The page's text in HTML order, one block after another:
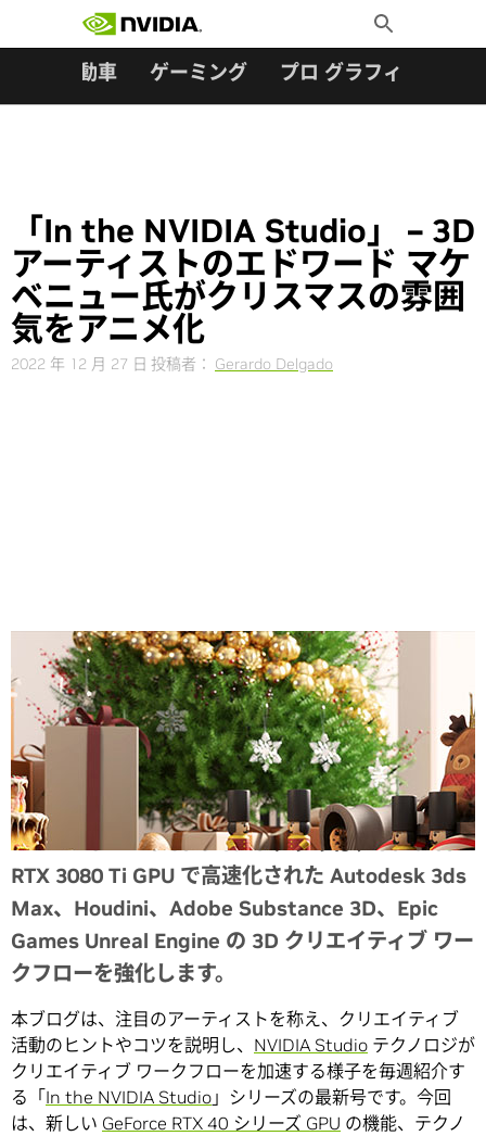
Toggle
Search
自動車 ゲーミング プロ グラフィックス
「In the NVIDIA Studio」 – 3D
アーティストのエドワード マケ
ベニュー氏がクリスマスの雰囲
気をアニメ化
2022 年 12 月 27 日 投稿者： Gerardo Delgado
Share
NVIDIA Omniverse Create アプリは、GeForce
RTX 3080 Ti GPU で高速化された Autodesk 3ds
Max、Houdini、Adobe Substance 3D、Epic
Games Unreal Engine の 3D クリエイティブ ワー
クフローを強化します。
本ブログは、注目のアーティストを称え、クリエイティブ
活動のヒントやコツを説明し、 NVIDIA Studio テクノロジが
クリエイティブ ワークフローを加速する様子を毎週紹介す
る「In the NVIDIA Studio 」シリーズの最新号です。今回
は、新しい GeForce RTX 40 シリーズ GPU の機能、テクノ